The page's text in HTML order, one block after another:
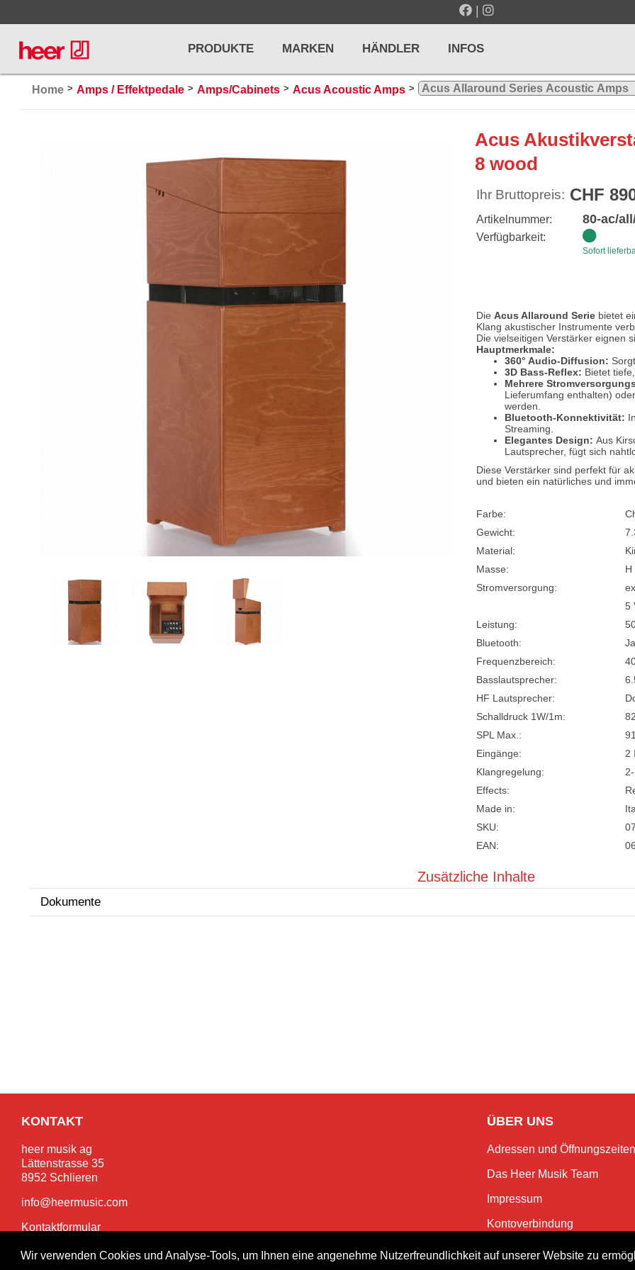
Wir verwenden Cookies und Analyse-Tools, um Ihnen eine angenehme Nutzerfreundlichkeit auf unserer Website zu
|
PRODUKTE
Notenständer und Pulte
Stimmgabeln und Stimmgeräte
... mehr
Klassikgitarren
... mehr
DRUMS & PERCUSSION
Schlagzeuge
Snaredrums
Roto Toms
... mehr
HOLZBLASINSTRUMENTE
Blockflöten
Piccoloflöte
Querflöten
... mehr
MARKEN HÄNDLER INFOS
Home > Amps / Effektpedale > Amps/Cabinets > Acus Acoustic Amps >
Acus
8 wood
Ihr Bruttopreis: CHF
Artikelnummer: 80-ac/
Verfügbarkeit:
Sofort
Die Acus Allaround Serie bietet
Klang akustischer Instrumente
Die vielseitigen Verstärker eignen
Hauptmerkmale:
360° Audio-Diffusion:
3D Bass-Reflex: Bietet
Mehrere
Lieferumfang enthalten)
werden.
Bluetooth-Konnektivität:
Streaming.
Elegantes Design: Aus
Lautsprecher, fügt sich
Diese Verstärker sind perfekt für
und bieten ein natürliches und
Farbe:
Gewicht:
Material:
Masse:
H
Stromversorgung:
5
Leistung:
Bluetooth:
Frequenzbereich:
Basslautsprecher:
HF Lautsprecher:
Schalldruck 1W/1m:
SPL Max.:
Eingänge:
2
Klangregelung:
Effects:
Made in:
SKU:
EAN:
Zusätzliche Inhalte
Dokumente
KONTAKT
heer musik ag
Lättenstrasse 35
8952 Schlieren
info@heermusic.com
Kontaktformular
ÜBER UNS
Adressen und Öffnungszeiten
Das Heer Musik Team
Impressum
Kontoverbindung
Jobs